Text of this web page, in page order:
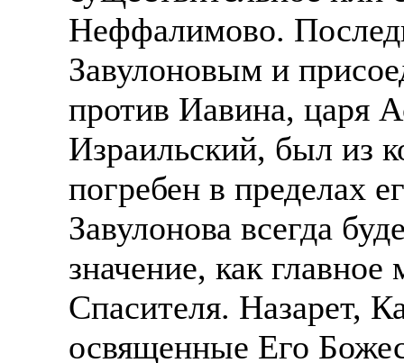
Неффалимово.
Завулоновым и
против Иавина, царя
Израильский, был из
погребен в пределах
Завулонова всегда
значение, как
Спасителя. Назарет,
освященные Его